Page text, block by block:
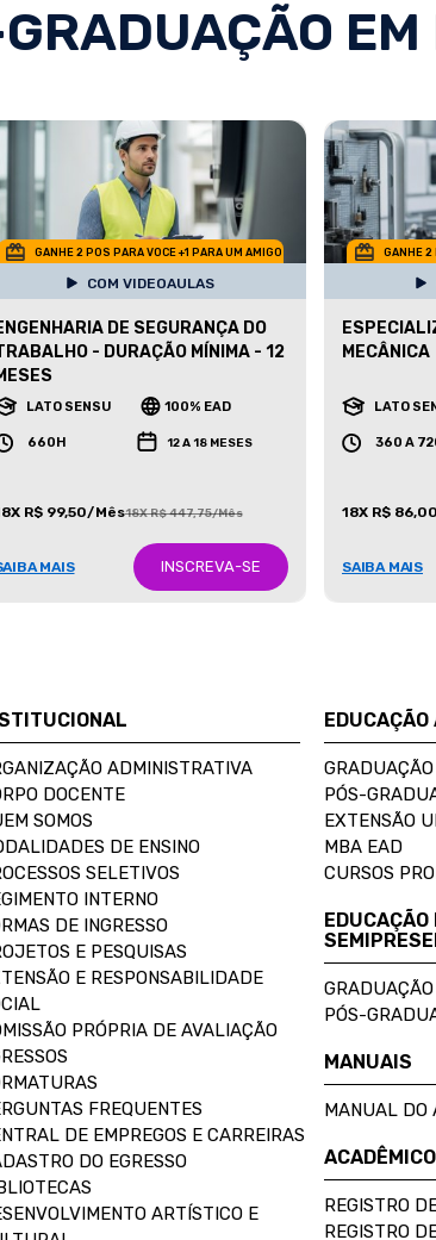
GANHE 2 POS PARA VOCE +1 PARA UM AMIGO
COM VIDEOAULAS
DE SEGURANÇA DO
- DURAÇÃO MÍNIMA - 12
LATO SENSU 100% EAD
660H 12 A 18 MESES
R$ 99,50/Mês18X R$ 447,75/Mês
MAIS INSCREVA-SE
GANHE 2
MECÂNICA
LATO
360 A
18X R$
SAIBA MAIS
ADMINISTRATIVA
DOCENTE
SOMOS
DE ENSINO
SELETIVOS
INTERNO
DE INGRESSO
E PESQUISAS
E RESPONSABILIDADE
PRÓPRIA DE AVALIAÇÃO
FREQUENTES
DE EMPREGOS E CARREIRAS
DO EGRESSO
ARTÍSTICO E
PÓS-
EXTENSÃO
MBA EAD
CURSOS
EDUCAÇÃO
GRADUAÇÃO
PÓS-
MANUAIS
MANUAL DO
ACADÊMICO
REGISTRO
REGISTRO